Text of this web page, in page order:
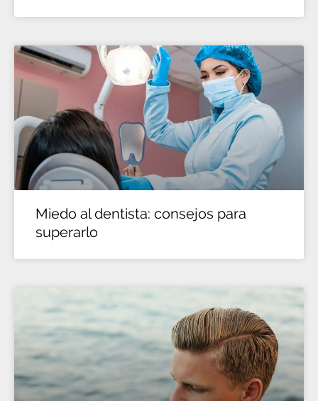
Miedo al dentista: consejos para
superarlo